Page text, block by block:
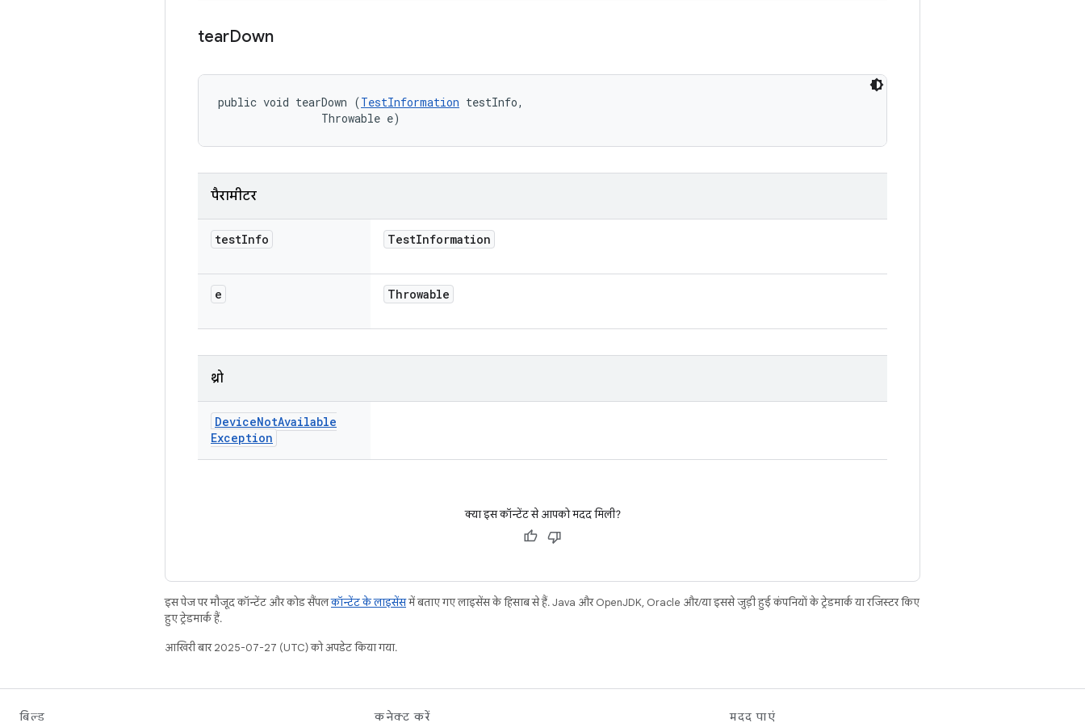
tearDown
public void tearDown (TestInformation testInfo,
                Throwable e)
पैरामीटर
testInfo TestInformation
e Throwable
थ्रो
DeviceNotAvailable
Exception
क्या इस कॉन्टेंट से आपको मदद मिली?
इस पेज पर मौजूद कॉन्टेंट और कोड सैंपलकॉन्टेंट के लाइसेंसमें बताए गए लाइसेंस के हिसाब से हैं. Java और OpenJDK, Oracle और/या इससे जुड़ी हुई कंपनियों के ट्रेडमार्क या रजिस्टर किए
हुए ट्रेडमार्क हैं.
आखिरी बार 2025-07-27 (UTC) को अपडेट किया गया.
बिल्ड कनेक्ट करें मदद पाएं